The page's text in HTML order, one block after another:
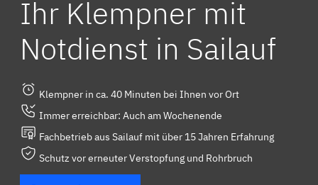
Ihr Klempner mit
Notdienst in Sailauf
Klempner in ca. 40 Minuten bei Ihnen vor Ort
Immer erreichbar: Auch am Wochenende
Fachbetrieb aus Sailauf mit über 15 Jahren Erfahrung
Schutz vor erneuter Verstopfung und Rohrbruch